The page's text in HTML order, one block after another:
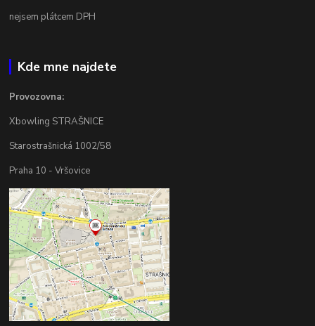
nejsem plátcem DPH
Kde mne najdete
Provozovna:
Xbowling STRAŠNICE
Starostrašnická 1002/58
Praha 10 - Vršovice